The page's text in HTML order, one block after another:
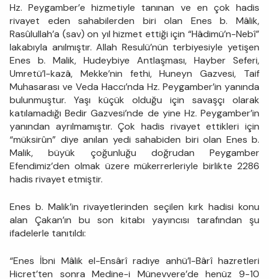
Hz. Peygamber’e hizmetiyle tanınan ve en çok hadis
rivayet eden sahabilerden biri olan Enes b. Mâlik,
Rasûlullah’a (sav) on yıl hizmet ettiği için “Hâdimü’n-Nebî”
lakabıyla anılmıştır. Allah Resulü’nün terbiyesiyle yetişen
Enes b. Malik, Hudeybiye Antlaşması, Hayber Seferi,
Umretü’l-kazâ, Mekke’nin fethi, Huneyn Gazvesi, Taif
Muhasarası ve Veda Haccı’nda Hz. Peygamber’in yanında
bulunmuştur. Yaşı küçük olduğu için savaşçı olarak
katılamadığı Bedir Gazvesi’nde de yine Hz. Peygamber’in
yanından ayrılmamıştır. Çok hadis rivayet ettikleri için
“müksirûn” diye anılan yedi sahabiden biri olan Enes b.
Malik, büyük çoğunluğu doğrudan Peygamber
Efendimiz’den olmak üzere mükerrerleriyle birlikte 2286
hadis rivayet etmiştir.
Enes b. Malik’in rivayetlerinden seçilen kırk hadisi konu
alan Çakan’ın bu son kitabı yayıncısı tarafından şu
ifadelerle tanıtıldı:
“Enes İbni Mâlik el-Ensârî radıye anhü’l-Bârî hazretleri
Hicret’ten sonra Medine-i Münevvere’de henüz 9-10